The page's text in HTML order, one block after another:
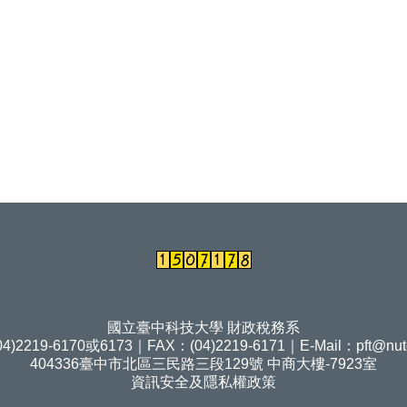
國立臺中科技大學 財政稅務系
6170或6173｜FAX：(04)2219-6171｜E-Mail：
404336臺中市北區三民路三段129號 中商大樓-7923室
資訊安全及隱私權政策